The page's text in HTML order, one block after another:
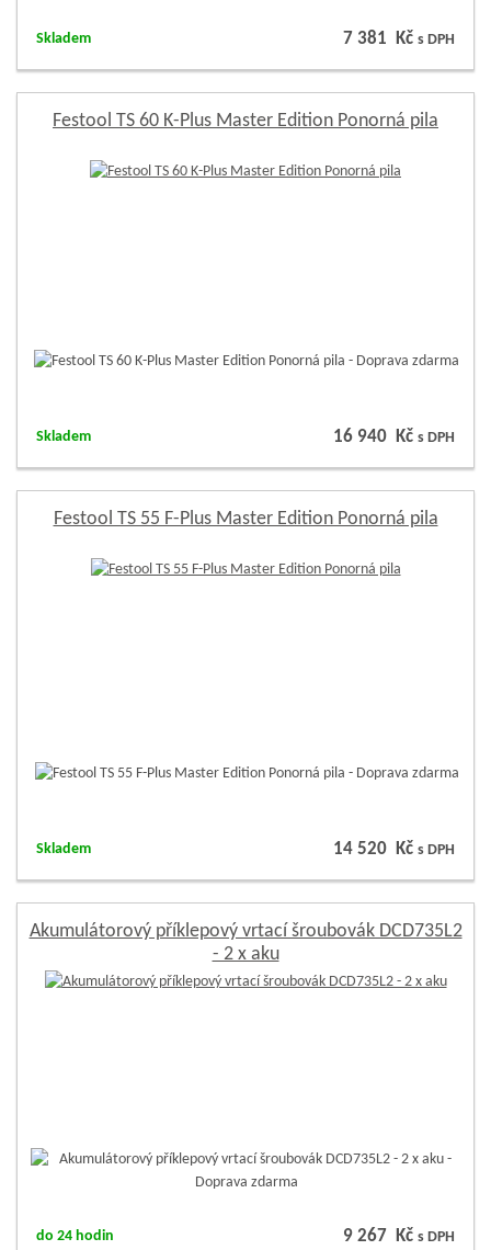
Skladem 7 381 Kčs DPH
Festool TS 60 K-Plus Master Edition Ponorná pila
Skladem 16 940 Kčs DPH
Festool TS 55 F-Plus Master Edition Ponorná pila
Skladem 14 520 Kčs DPH
Akumulátorový příklepový vrtací šroubovák DCD735L2
- 2 x aku
do 24 hodin 9 267 Kčs DPH